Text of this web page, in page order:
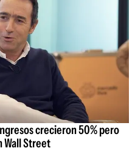
crecieron 50% pero
Wall Street